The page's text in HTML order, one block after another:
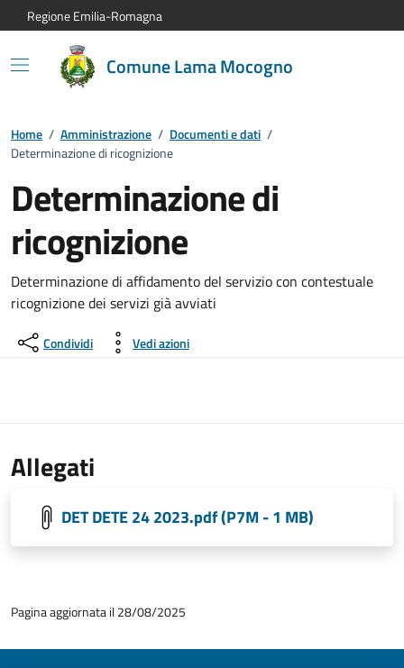
Vai al contenuto principale
Vai alla navigazione del sito
Vai al piede di pagina
Regione Emilia-Romagna
Comune Lama Mocogno
Home / Amministrazione / Documenti e dati /
Determinazione di ricognizione
Determinazione di
ricognizione
Determinazione di affidamento del servizio con contestuale
ricognizione dei servizi già avviati
Condividi Vedi azioni
Allegati
DET DETE 24 2023.pdf (P7M - 1 MB)
Pagina aggiornata il 28/08/2025